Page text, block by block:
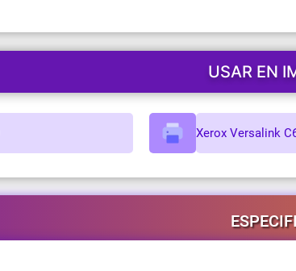
USAR EN
Xerox Versalink